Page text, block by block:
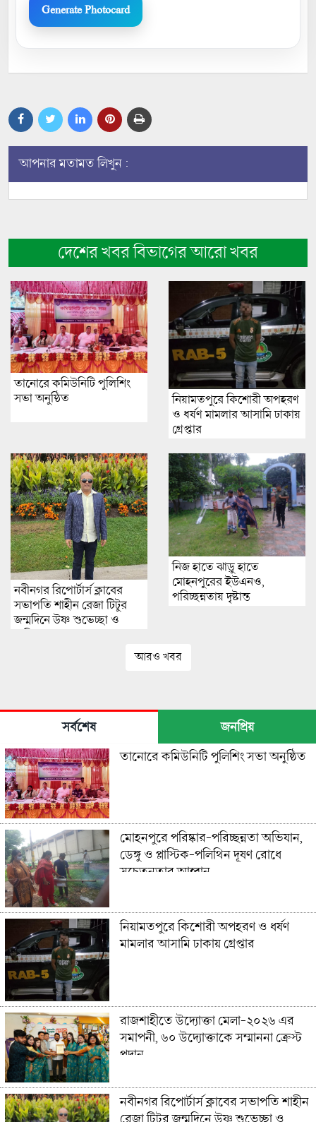
Generate Photocard
আপনার মতামত লিখুন :
দেশের খবর বিভাগের আরো খবর
তানোরে কমিউনিটি পুলিশিং
সভা অনুষ্ঠিত
নিয়ামতপুরে কিশোরী অপহরণ
ও ধর্ষণ মামলার আসামি ঢাকায়
গ্রেপ্তার
নবীনগর রিপোর্টার্স ক্লাবের
সভাপতি শাহীন রেজা টিটুর
জন্মদিনে উষ্ণ শুভেচ্ছা ও
অভিনন্দন!
নিজ হাতে ঝাড়ু হাতে
মোহনপুরের ইউএনও,
পরিচ্ছন্নতায় দৃষ্টান্ত
আরও খবর
সর্বশেষ
জনপ্রিয়
তানোরে কমিউনিটি পুলিশিং সভা অনুষ্ঠিত
মোহনপুরে পরিষ্কার-পরিচ্ছন্নতা অভিযান,
ডেঙ্গু ও প্লাস্টিক-পলিথিন দূষণ রোধে
সচেতনতার আহ্বান
নিয়ামতপুরে কিশোরী অপহরণ ও ধর্ষণ
মামলার আসামি ঢাকায় গ্রেপ্তার
রাজশাহীতে উদ্যোক্তা মেলা-২০২৬ এর
সমাপনী, ৬০ উদ্যোক্তাকে সম্মাননা ক্রেস্ট
প্রদান
নবীনগর রিপোর্টার্স ক্লাবের সভাপতি শাহীন